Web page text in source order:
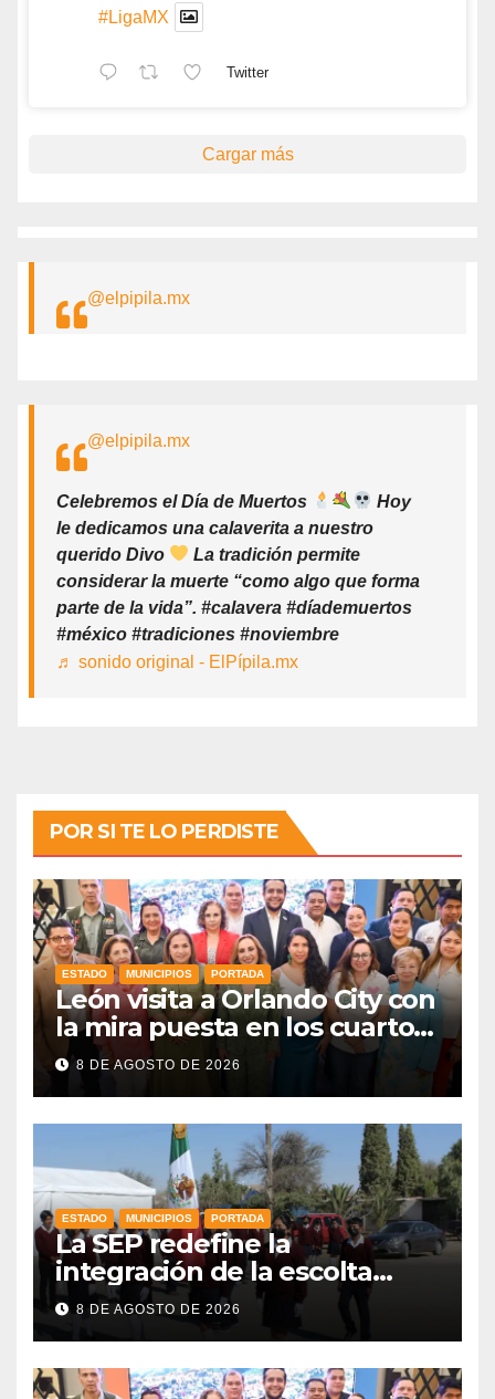
#LigaMX
Twitter
Cargar más
@elpipila.mx
@elpipila.mx
Celebremos el Día de Muertos
Hoy
le dedicamos una calaverita a nuestro
querido Divo
La tradición permite
considerar la muerte “como algo que forma
parte de la vida”. #calavera #díademuertos
#méxico #tradiciones #noviembre
♬ sonido original - ElPípila.mx
POR SI TE LO PERDISTE
ESTADO MUNICIPIOS PORTADA
León visita a Orlando City con
la mira puesta en los cuartos
de final
8 DE AGOSTO DE 2026
ESTADO MUNICIPIOS PORTADA
La SEP redefine la
integración de la escolta
escolar prioritando la
inclusión
8 DE AGOSTO DE 2026